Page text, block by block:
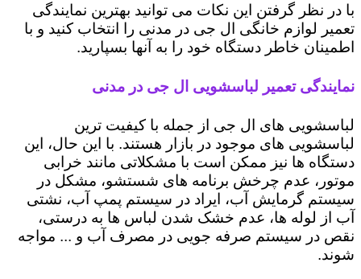
با در نظر گرفتن این نکات می توانید بهترین نمایندگی
تعمیر لوازم خانگی ال جی در مدنی را انتخاب کنید و با
اطمینان خاطر دستگاه خود را به آنها بسپارید.
نمایندگی تعمیر لباسشویی ال جی در مدنی
لباسشویی های ال جی از جمله با کیفیت ترین
لباسشویی های موجود در بازار هستند. با این حال، این
دستگاه ها نیز ممکن است با مشکلاتی مانند خرابی
موتور، عدم چرخش برنامه های شستشو، مشکل در
سیستم گرمایش آب، ایراد در سیستم پمپ آب، نشتی
آب از لوله ها، عدم خشک شدن لباس ها به درستی،
نقص در سیستم صرفه جویی در مصرف آب و ... مواجه
شوند.